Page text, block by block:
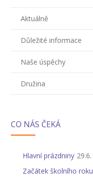
Aktuálně
Důležité informace
Naše úspěchy
Družina
CO NÁS ČEKÁ
Hlavní prázdniny 29.6.
Začátek školního roku